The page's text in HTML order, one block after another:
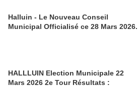
Halluin - Le Nouveau Conseil
Municipal Officialisé ce 28 Mars 2026.
HALLLUIN Election Municipale 22
Mars 2026 2e Tour Résultats :